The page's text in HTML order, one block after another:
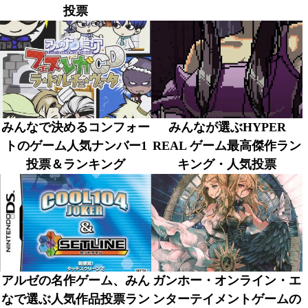
投票
みんなで決めるコンフォー
トのゲーム人気ナンバー1
投票＆ランキング
みんなが選ぶHYPER
REAL ゲーム最高傑作ラン
キング・人気投票
アルゼの名作ゲーム、みん
なで選ぶ人気作品投票ラン
ガンホー・オンライン・エ
ンターテイメントゲームの